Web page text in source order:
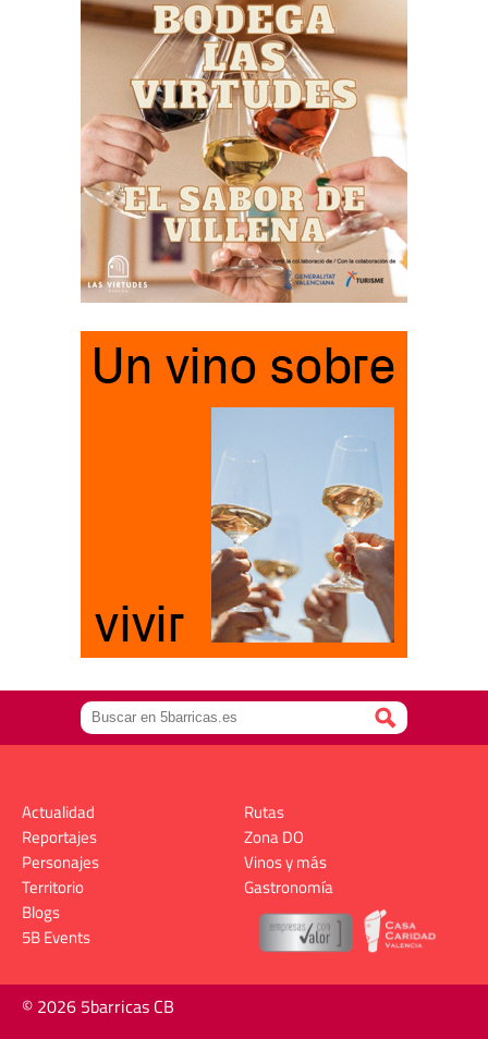
Actualidad
Reportajes
Personajes
Territorio
Rutas
Zona DO
Vinos y más
Gastronomía
Blogs
5B Events
© 2026 5barricas CB